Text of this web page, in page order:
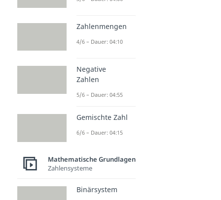
Zahlenmengen
4/6 – Dauer: 04:10
Negative
Zahlen
5/6 – Dauer: 04:55
Gemischte Zahl
6/6 – Dauer: 04:15
Mathematische Grundlagen
Zahlensysteme
Binärsystem